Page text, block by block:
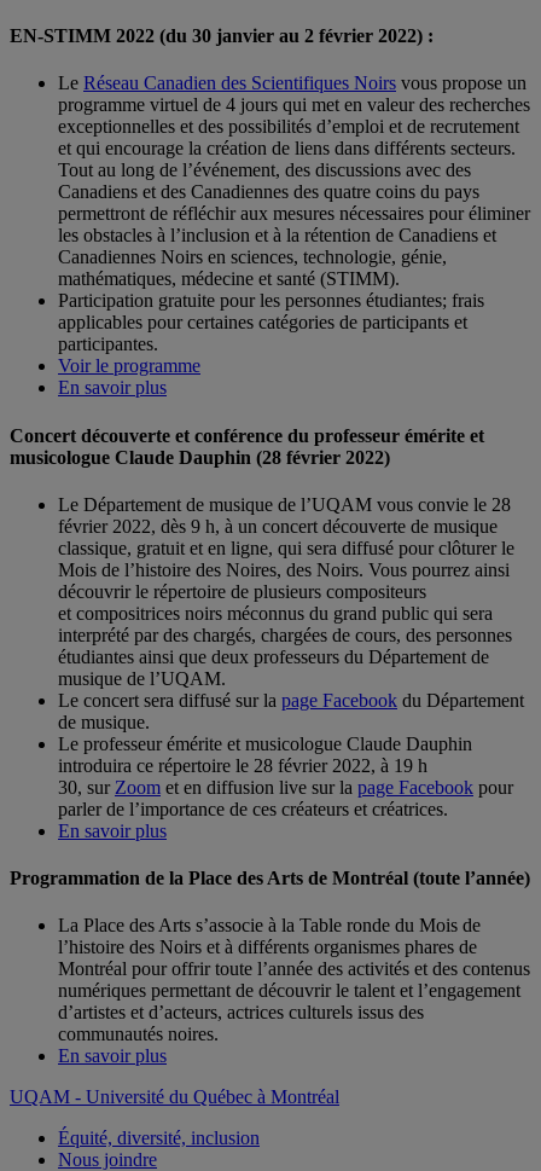
EN-STIMM 2022 (du 30 janvier au 2 février 2022) :
Le Réseau Canadien des Scientifiques Noirs vous propose un
programme virtuel de 4 jours qui met en valeur des recherches
exceptionnelles et des possibilités d’emploi et de recrutement
et qui encourage la création de liens dans différents secteurs.
Tout au long de l’événement, des discussions avec des
Canadiens et des Canadiennes des quatre coins du pays
permettront de réfléchir aux mesures nécessaires pour éliminer
les obstacles à l’inclusion et à la rétention de Canadiens et
Canadiennes Noirs en sciences, technologie, génie,
mathématiques, médecine et santé (STIMM).
Participation gratuite pour les personnes étudiantes; frais
applicables pour certaines catégories de participants et
participantes.
Voir le programme
En savoir plus
Concert découverte et conférence du professeur émérite et
musicologue Claude Dauphin (28 février 2022)
Le Département de musique de l’UQAM vous convie le 28
février 2022, dès 9 h, à un concert découverte de musique
classique, gratuit et en ligne, qui sera diffusé pour clôturer le
Mois de l’histoire des Noires, des Noirs. Vous pourrez ainsi
découvrir le répertoire de plusieurs compositeurs
et compositrices noirs méconnus du grand public qui sera
interprété par des chargés, chargées de cours, des personnes
étudiantes ainsi que deux professeurs du Département de
musique de l’UQAM.
Le concert sera diffusé sur la page Facebook du Département
de musique.
Le professeur émérite et musicologue Claude Dauphin
introduira ce répertoire le 28 février 2022, à 19 h
30, sur Zoom et en diffusion live sur la page Facebook pour
parler de l’importance de ces créateurs et créatrices.
En savoir plus
Programmation de la Place des Arts de Montréal (toute l’année)
La Place des Arts s’associe à la Table ronde du Mois de
l’histoire des Noirs et à différents organismes phares de
Montréal pour offrir toute l’année des activités et des contenus
numériques permettant de découvrir le talent et l’engagement
d’artistes et d’acteurs, actrices culturels issus des
communautés noires.
En savoir plus
UQAM - Université du Québec à Montréal
Équité, diversité, inclusion
Nous joindre